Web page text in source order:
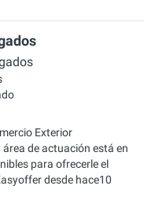
Exterior
de actuación está en
para ofrecerle el
desde hace10